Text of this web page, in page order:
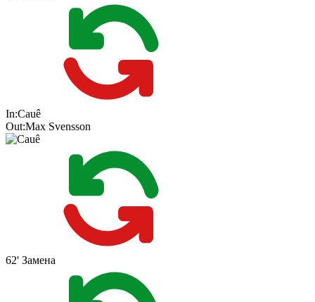
In:Cauê
Out:Max Svensson
62' Замена